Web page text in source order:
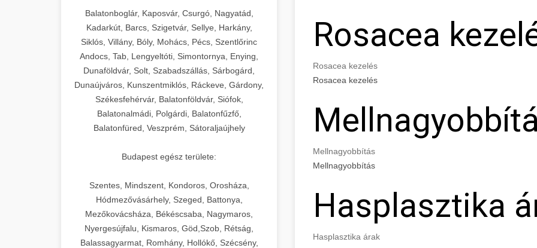
elkötelezettség erősítési módszerek
aikampany.hu
AI hirdetési automatizálás
Professzionális ipari dagasztógépek és
tésztakeverő gépek pékségek és
kereskedelmi konyhák számára.
Masszív konstrukció megbízható
teljesítményhez.
chef-iparikonyhagepek.hu
kereskedelmi tésztakeverő
🔪 21. Ipari Szeletelőgép+
Ipari hús- és sajtszeletelő gépek
professzionális élelmiszer-
előkészítéshez. Precíziós vágás
állítható vastagság beállítással.
chef-iparikonyhagepek.hu
professzionális élelmiszer szeletelő
📦 22. Vákuumozó Gép +
Kereskedelmi vákuumcsomagoló
berendezések élelmiszerek
szavatossági időt és tartsa meg a
chef-iparikonyhagepek.hu
vákuum lezáró berendezés
🎁 23. Vákuumfóliázó
+
professzionális élelmiszer-csomagolási
műveletekhez. Hatékony lezárási és
tartósítási megoldások.
chef-iparikonyhagepek.hu
🔥 24. Ipari Sütő és
Gőzpároló
+
Kereskedelmi légkeveréses sütők és
Balatonboglár, Kaposvár, Csurgó, Nagyatád,
Kadarkút, Barcs, Szigetvár, Sellye, Harkány,
Siklós, Villány, Bóly, Mohács, Pécs, Szentlőrinc
Andocs, Tab, Lengyeltóti, Simontornya, Enying,
Dunaföldvár, Solt, Szabadszállás, Sárbogárd,
Dunaújváros, Kunszentmiklós, Ráckeve, Gárdony,
Székesfehérvár, Balatonföldvár, Siófok,
Balatonalmádi, Polgárdi, Balatonfűzfő,
Balatonfüred, Veszprém, Sátoraljaújhely
Budapest egész területe:
Szentes, Mindszent, Kondoros, Orosháza,
Hódmezővásárhely, Szeged, Battonya,
Mezőkovácsháza, Békéscsaba, Nagymaros,
Nyergesújfalu, Kismaros, Göd,Szob, Rétság,
Balassagyarmat, Romhány, Hollókő, Szécsény,
Rosacea
Rosacea kezelés
Rosacea kezelés
Mellnagyobbítás
Mellnagyobbítás
Hasplasztika
Hasplasztika árak